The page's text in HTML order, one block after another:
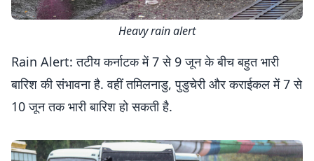
Heavy rain alert
Rain Alert: तटीय कर्नाटक में 7 से 9 जून के बीच बहुत भारी
बारिश की संभावना है. वहीं तमिलनाडु, पुडुचेरी और कराईकल में 7 से
10 जून तक भारी बारिश हो सकती है.